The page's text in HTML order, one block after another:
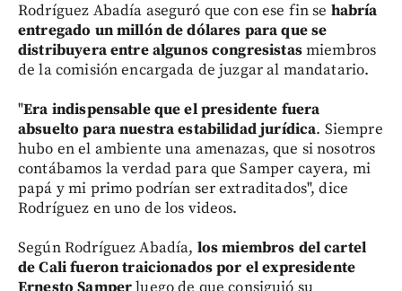
Rodríguez Abadía aseguró que con ese fin se habría
entregado un millón de dólares para que se
distribuyera entre algunos congresistasmiembros
de la comisión encargada de juzgar al mandatario.
"Era indispensable que el presidente fuera
absuelto para nuestra estabilidad jurídica. Siempre
hubo en el ambiente una amenazas, que si nosotros
contábamos la verdad para que Samper cayera, mi
papá y mi primo podrían ser extraditados", dice
Rodríguez en uno de los videos.
Según Rodríguez Abadía, los miembros del cartel
de Cali fueron traicionados por el expresidente